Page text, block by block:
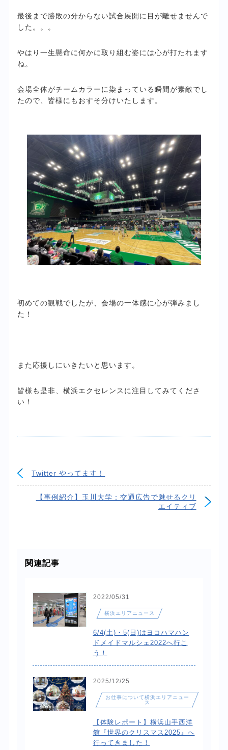
最後まで勝敗の分からない試合展開に目が離せませんで
した。。。
やはり一生懸命に何かに取り組む姿には心が打たれます
ね。
会場全体がチームカラーに染まっている瞬間が素敵でし
たので、皆様にもおすそ分けいたします。
初めての観戦でしたが、会場の一体感に心が弾みまし
た！
また応援しにいきたいと思います。
皆様も是非、横浜エクセレンスに注目してみてくださ
い！
Twitter やってます！
【事例紹介】玉川大学：交通広告で魅せるクリ
エイティブ
関連記事
2022/05/31
横浜エリアニュース
6/4(土)・5(日)はヨコハマハン
ドメイドマルシェ2022へ行こ
う！
2025/12/25
お仕事について横浜エリアニュー
ス
【体験レポート】横浜山手西洋
館『世界のクリスマス2025』へ
行ってきました！